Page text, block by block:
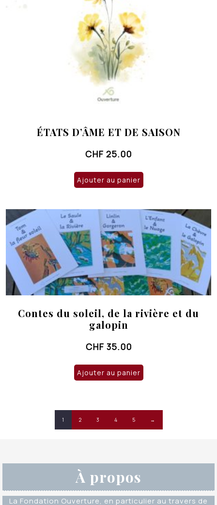
ÉTATS D’ÂME ET DE SAISON
CHF 25.00
Ajouter au panier
Contes du soleil, de la rivière et du
galopin
CHF 35.00
Ajouter au panier
1 2 3 4 5 →
À propos
La Fondation Ouverture, en particulier au travers de